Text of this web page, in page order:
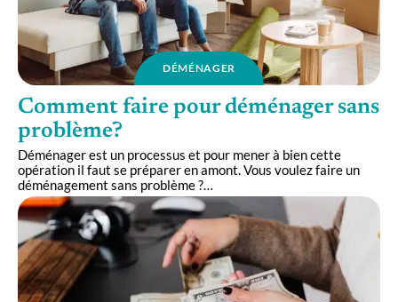
DÉMÉNAGER
Comment faire pour déménager sans
problème?
Déménager est un processus et pour mener à bien cette
opération il faut se préparer en amont. Vous voulez faire un
déménagement sans problème ?…